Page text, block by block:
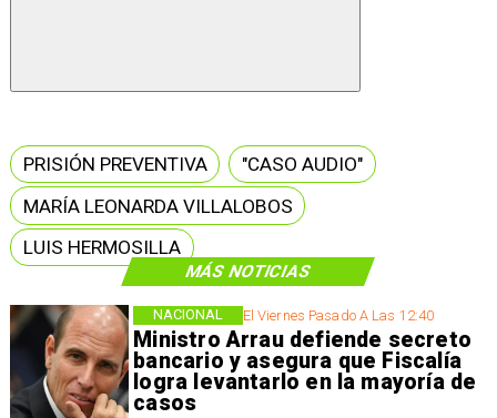
MÁS NOTICIAS
El Viernes Pasado A Las 12:40
Ministro Arrau defiende secreto
bancario y asegura que Fiscalía
logra levantarlo en la mayoría de
casos
NACIONAL
PRISIÓN PREVENTIVA
"CASO AUDIO"
MARÍA LEONARDA VILLALOBOS
LUIS HERMOSILLA